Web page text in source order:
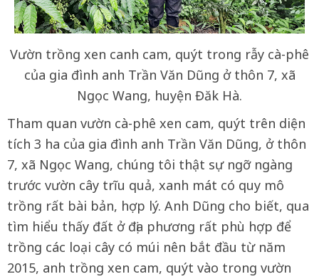
Vườn trồng xen canh cam, quýt trong rẫy cà-phê
của gia đình anh Trần Văn Dũng ở thôn 7, xã
Ngọc Wang, huyện Đăk Hà.
Tham quan vườn cà-phê xen cam, quýt trên diện
tích 3 ha của gia đình anh Trần Văn Dũng, ở thôn
7, xã Ngọc Wang, chúng tôi thật sự ngỡ ngàng
trước vườn cây trĩu quả, xanh mát có quy mô
trồng rất bài bản, hợp lý. Anh Dũng cho biết, qua
tìm hiểu thấy đất ở địa phương rất phù hợp để
trồng các loại cây có múi nên bắt đầu từ năm
2015, anh trồng xen cam, quýt vào trong vườn